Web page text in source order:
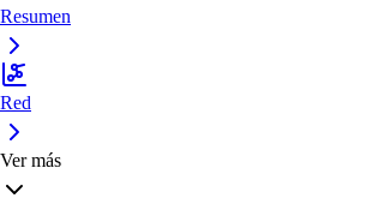
Resumen
Red
Ver más